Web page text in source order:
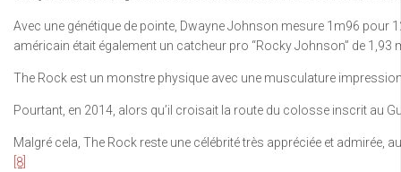
Avec une génétique de pointe, Dwayne Johnson mesure 1m96 pour
américain était également un catcheur pro “Rocky Johnson” de
The Rock est un monstre physique avec une musculature
Pourtant, en 2014, alors qu’il croisait la route du colosse inscrit au
Malgré cela, The Rock reste une célébrité très appréciée et
[8]